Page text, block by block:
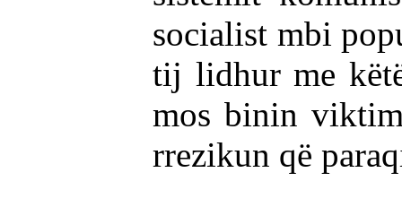
socialist mbi
tij lidhur me
mos binin
rrezikun që